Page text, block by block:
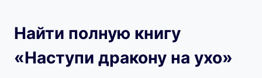
Найти полную книгу
«Наступи дракону на ухо»